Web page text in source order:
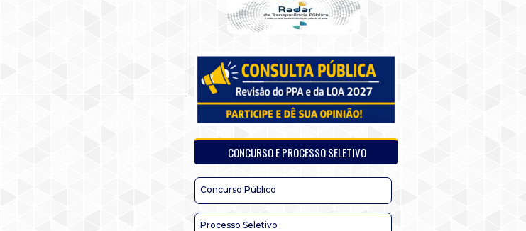
CONCURSO E PROCESSO SELETIVO
Concurso Público
Processo Seletivo